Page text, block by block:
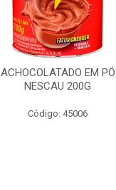
ACHOCOLATADO EM PÓ
NESCAU 200G
Código: 45006